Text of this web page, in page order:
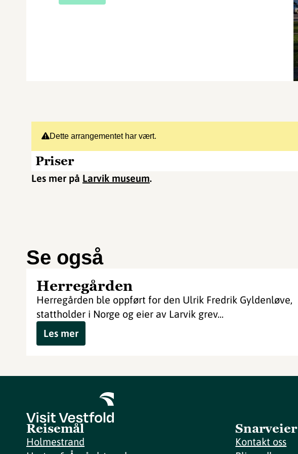
Dette arrangementet har vært.
Priser
Les mer på Larvik museum.
Se også
Herregården
Herregården ble oppført for den Ulrik Fredrik Gyldenløve,
stattholder i Norge og eier av Larvik grev...
Les mer
Reisemål
Holmestrand
Snarveier
Kontakt oss